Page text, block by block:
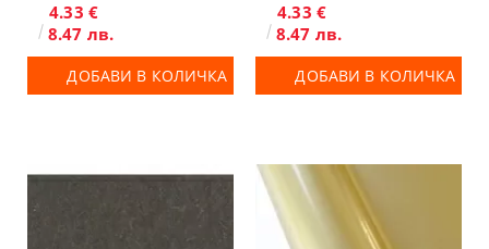
4.33 €
8.47 лв.
ДОБАВИ В КОЛИЧКА
4.33 €
8.47 лв.
ДОБАВИ В КОЛИЧКА